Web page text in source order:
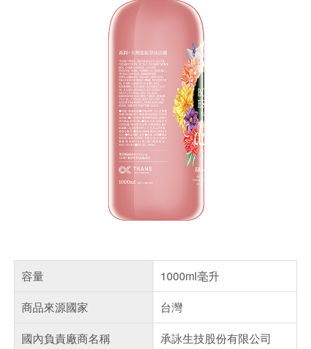
容量
1000ml毫升
商品來源國家
台灣
國內負責廠商名稱
承詠生技股份有限公司